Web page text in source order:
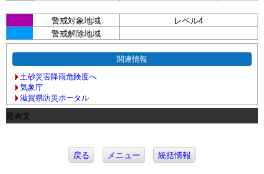
警戒対象地域
レベル4
警戒解除地域
関連情報
土砂災害降雨危険度へ
気象庁
滋賀県防災ポータル
発表文
戻る メニュー 統括情報